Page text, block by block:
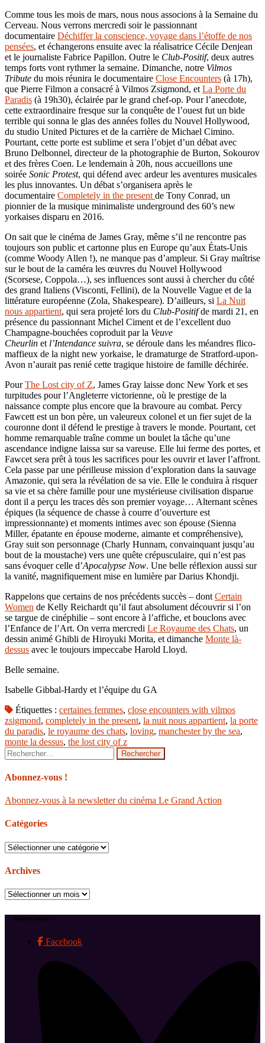
Comme tous les mois de mars, nous nous associons à la Semaine du
Cerveau. Nous verrons mercredi soir le passionnant
documentaire Déchiffer la conscience, voyage dans l’étoffe de nos
pensées, et échangerons ensuite avec la réalisatrice Cécile Denjean
et le journaliste Fabrice Papillon. Outre le Club-Positif, deux autres
temps forts vont rythmer la semaine. Dimanche, notre Vilmos
Tribute du mois réunira le documentaire Close Encounters (à 17h),
que Pierre Filmon a consacré à Vilmos Zsigmond, et La Porte du
Paradis (à 19h30), éclairée par le grand chef-op. Pour l’anecdote,
cette extraordinaire fresque sur la conquête de l’ouest fut un bide
terrible qui sonna le glas des années folles du Nouvel Hollywood,
du studio United Pictures et de la carrière de Michael Cimino.
Pourtant, cette porte est sublime et sera l’objet d’un débat avec
Bruno Delbonnel, directeur de la photographie de Burton, Sokourov
et des frères Coen. Le lendemain à 20h, nous accueillons une
soirée Sonic Protest, qui défend avec ardeur les aventures musicales
les plus innovantes. Un débat s’organisera après le
documentaire Completely in the present de Tony Conrad, un
pionnier de la musique minimaliste underground des 60’s new
yorkaises disparu en 2016.
On sait que le cinéma de James Gray, même s’il ne rencontre pas
toujours son public et cartonne plus en Europe qu’aux États-Unis
(comme Woody Allen !), ne manque pas d’ampleur. Si Gray maîtrise
sur le bout de la caméra les œuvres du Nouvel Hollywood
(Scorsese, Coppola…), ses influences sont aussi à chercher du côté
des grand Italiens (Visconti, Fellini), de la Nouvelle Vague et de la
littérature européenne (Zola, Shakespeare). D’ailleurs, si La Nuit
nous appartient, qui sera projeté lors du Club-Positifde mardi 21, en
présence du passionnant Michel Ciment et de l’excellent duo
Champagne-bouchées coproduit par la Veuve
Cheurlin et l’Intendance suivra, se déroule dans les méandres flico-
maffieux de la night new yorkaise, le dramaturge de Stratford-upon-
Avon n’aurait pas renié cette tragique histoire de famille déchirée.
PourThe Lost city of Z, James Gray laisse donc New York et ses
turpitudes pour l’Angleterre victorienne, où le prestige de la
naissance compte plus encore que la bravoure au combat. Percy
Fawcett est un bon père, un valeureux colonel et un fier sujet de la
couronne dont il défend le prestige à travers le monde. Pourtant, cet
homme remarquable traîne comme un boulet la tâche qu’une
ascendance indigne laissa sur sa vareuse. Elle lui ferme des portes, et
Fawcet sera prêt à tous les sacrifices pour les ouvrir et laver l’affront.
Cela passe par une périlleuse mission d’exploration dans la sauvage
Amazonie, qui sera la révélation de sa vie. Elle le conduira à risquer
sa vie et sa chère famille pour une mystérieuse civilisation disparue
dont il a perçu les traces dès son premier voyage… Alternant scènes
épiques (la séquence de chasse à courre d’ouverture est
impressionnante) et moments intimes avec son épouse (Sienna
Miller, épatante en épouse moderne, aimante et compréhensive),
Gray suit son personnage (Charly Hunnam, convainquant jusqu’au
bout de la moustache) vers une quête crépusculaire, qui n’est pas
sans évoquer celle d’Apocalypse Now. Une belle réflexion aussi sur
la vanité, magnifiquement mise en lumière par Darius Khondji.
Rappelons que certains de nos précédents succès – dont Certain
Women de Kelly Reichardt qu’il faut absolument découvrir si l’on
se targue de cinéphilie – sont encore à l’affiche, et bouclons avec
l’Enfance de l’Art. On verra mercredi Le Royaume des Chats, un
dessin animé Ghibli de Hiroyuki Morita, et dimanche Monte là-
dessus avec le toujours impeccabe Harold Lloyd.
Belle semaine.
Isabelle Gibbal-Hardy et l’équipe du GA
Étiquettes : certaines femmes, close encounters with vilmos
zsigmond, completely in the present, la nuit nous appartient, la porte
du paradis, le royaume des chats, loving, manchester by the sea,
monte la dessus, the lost city of z
Rechercher :
Abonnez-vous !
Abonnez-vous à la newsletter du cinéma Le Grand Action
Catégories
Catégories
Archives
Archives
Suivez-nous !
Facebook